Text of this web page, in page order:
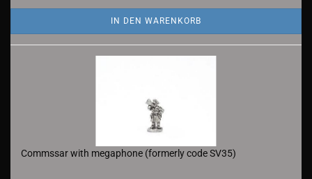
IN DEN WARENKORB
Commssar with megaphone (formerly code SV35)